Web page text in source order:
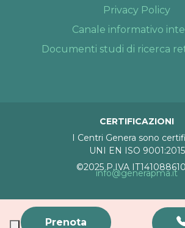
Privacy Policy
Canale informativo
Documenti studi di ricerca
CERTIFICAZIONI
I Centri Genera sono
UNI EN ISO 9001:2015
©2025 P.IVA
info@generapma.it
Prenota